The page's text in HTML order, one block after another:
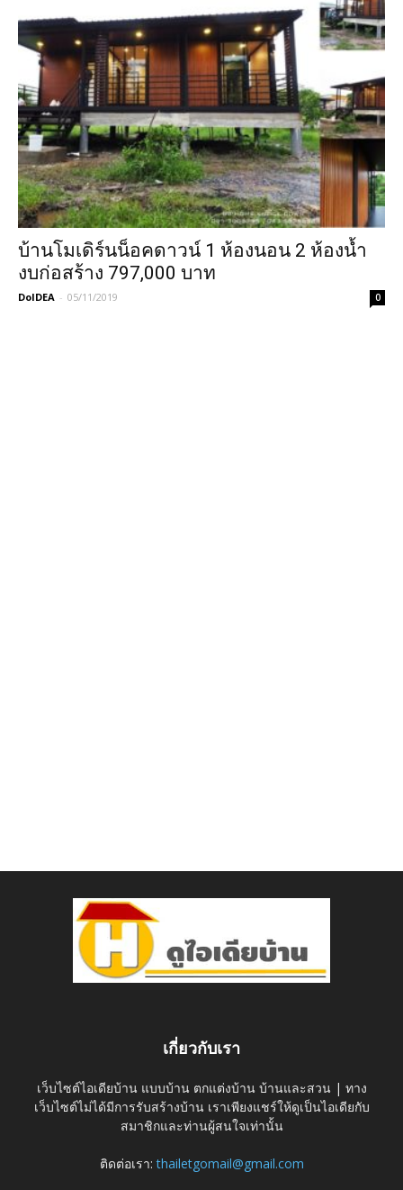
บ้านโมเดิร์นน็อคดาวน์ 1 ห้องนอน 2 ห้องน้ำ
งบก่อสร้าง 797,000 บาท
DoIDEA - 05/11/2019 0
เกี่ยวกับเรา
เว็บไซต์ไอเดียบ้าน แบบบ้าน ตกแต่งบ้าน บ้านและสวน | ทาง
เว็บไซต์ไม่ได้มีการรับสร้างบ้าน เราเพียงแชร์ให้ดูเป็นไอเดียกับ
สมาชิกและท่านผู้สนใจเท่านั้น
ติดต่อเรา:thailetgomail@gmail.com